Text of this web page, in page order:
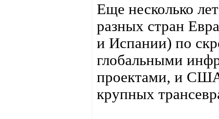
Еще несколько
разных стран
и Испании) по
глобальными
проектами, и
крупных